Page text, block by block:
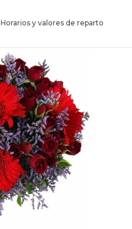
Horarios y valores de reparto